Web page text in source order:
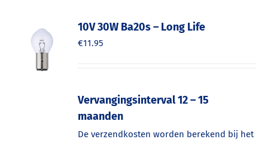
10V 30W Ba20s – Long Life
€11.95
Vervangingsinterval 12 – 15
maanden
De verzendkosten worden berekend bij het